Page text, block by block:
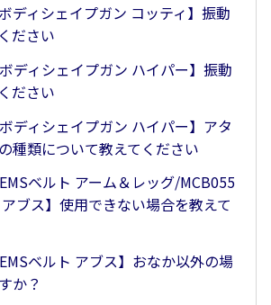
ボディシェイプガン コッティ】振動
ださい
ボディシェイプガン ハイパー】振動
ださい
ボディシェイプガン ハイパー】アタ
種類について教えてください
EMSベルト アーム＆レッグ/MCB055
ブス】使用できない場合を教えて
EMSベルト アブス】おなか以外の場
か？